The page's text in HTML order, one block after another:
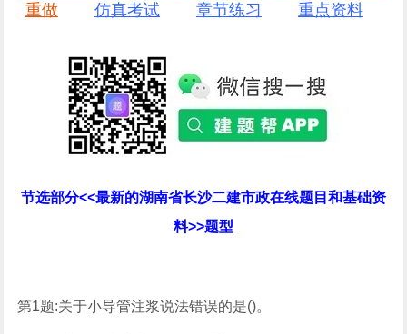
重做
仿真考试 章节练习 重点资料
节选部分<<最新的湖南省长沙二建市政在线题目和基础资
料>>题型
第1题:关于小导管注浆说法错误的是()。